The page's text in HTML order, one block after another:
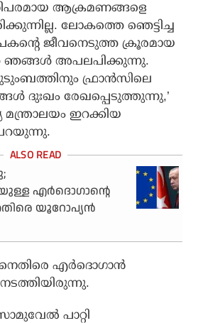
ആക്രമണങ്ങളെ
ലോകത്തെ ഞെട്ടിച്ച
ജീവനെടുത്ത ക്രൂരമായ
ഞങ്ങള്‍ അപലപിക്കുന്നു.
ഫ്രാന്‍സിലെ
ദുഃഖം രേഖപ്പെടുത്തുന്നു,’
മന്ത്രാലയം ഇറക്കിയ
എര്‍ദൊഗാന്റെ
യൂറോപ്യന്‍
എര്‍ദൊഗാന്‍
പാറ്റി